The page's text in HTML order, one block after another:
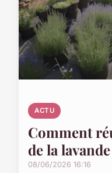
ACTU
Comment
de la
08/06/2026 16:16